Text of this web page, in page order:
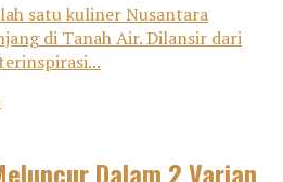
satu kuliner Nusantara
di Tanah Air. Dilansir dari
Dalam 2 Varian